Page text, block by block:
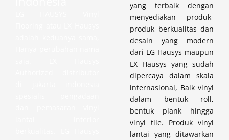
yang terbaik dengan
menyediakan produk-
produk berkualitas dan
desain yang modern
dari LG Hausys maupun
LX Hausys yang sudah
dipercaya dalam skala
internasional, Baik vinyl
dalam bentuk roll,
bentuk plank hingga
vinyl tile. Produk vinyl
lantai yang ditawarkan